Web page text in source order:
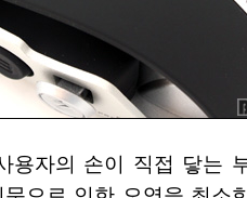
용자의 손이 직접 닿는